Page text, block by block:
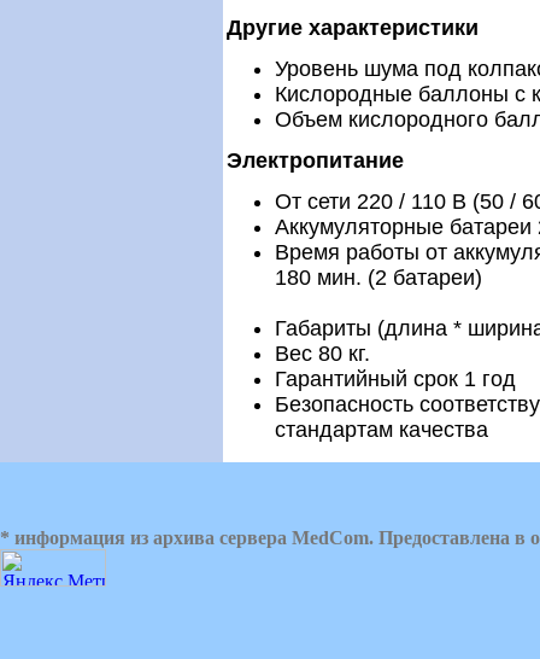
Другие характеристики
Уровень шума под
Кислородные баллоны с
Объем кислородного
Электропитание
От сети 220 / 110 В (50 /
Аккумуляторные
Время работы от
180 мин. (2 батареи)
Габариты (длина *
Вес 80 кг.
Гарантийный срок 1 год
Безопасность
стандартам качества
* информация из архива сервера MedCom. Предоставлена в